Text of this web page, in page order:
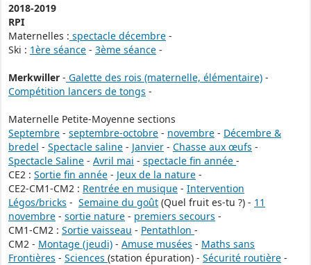
2018-2019
RPI
Maternelles : spectacle décembre -
Ski : 1ère séance - 3ème séance -
Merkwiller - Galette des rois (maternelle, élémentaire) -
Compétition lancers de tongs -
Maternelle Petite-Moyenne sections
Septembre - septembre-octobre - novembre - Décembre &
bredel - Spectacle saline - Janvier - Chasse aux œufs -
Spectacle Saline - Avril mai - spectacle fin année -
CE2 : Sortie fin année - Jeux de la nature -
CE2-CM1-CM2 : Rentrée en musique - Intervention
Légos/bricks - Semaine du goût (Quel fruit es-tu ?) - 11
novembre - sortie nature - premiers secours -
CM1-CM2 : Sortie vaisseau - Pentathlon -
CM2 - Montage (jeudi) - Amuse musées - Maths sans
Frontières - Sciences (station épuration) - Sécurité routière -